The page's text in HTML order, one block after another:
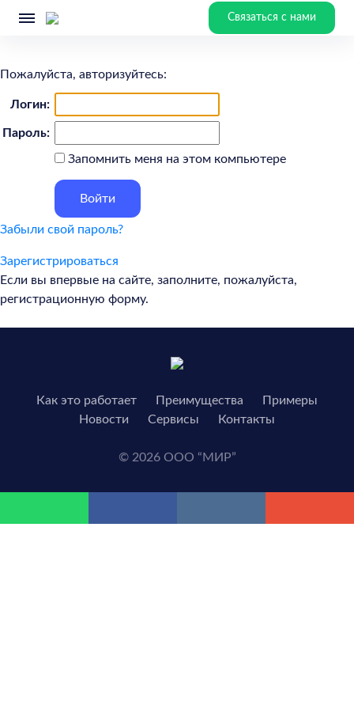
Связаться с нами
Пожалуйста, авторизуйтесь:
Логин:
Пароль:
Запомнить меня на этом компьютере
Забыли свой пароль?
Зарегистрироваться
Если вы впервые на сайте, заполните, пожалуйста,
регистрационную форму.
Как это работает Преимущества
Примеры
Новости
Сервисы Контакты
© 2026 ООО “МИР”